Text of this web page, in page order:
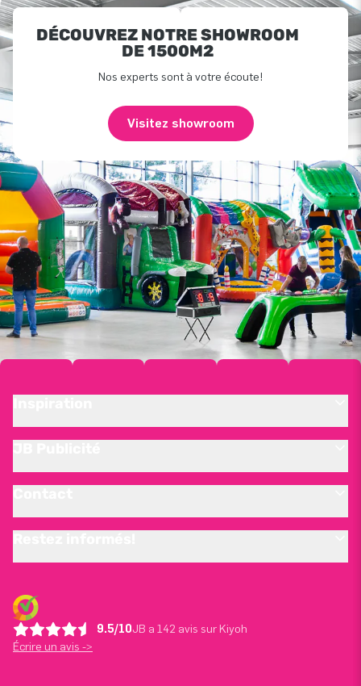
DÉCOUVREZ NOTRE SHOWROOM
DE 1500M2
Nos experts sont à votre écoute!
Visitez showroom
9.5/10JB a 142 avis sur Kiyoh
Écrire un avis ->